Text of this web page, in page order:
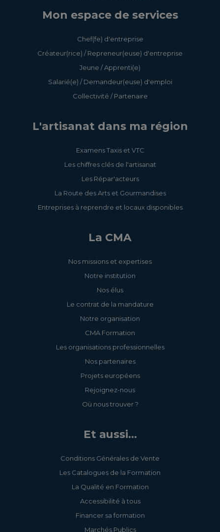
Mon espace de services
Chef(fe) d'entreprise
Créateur(rice) / Repreneur(euse) d'entreprise
Jeune / Apprenti(e)
Salarié(e) / Demandeur(euse) d'emploi
Collectivité / Partenaire
L'artisanat dans ma région
Examens Taxis et VTC
Les chiffres clés de l'artisanat
Les Répar'acteurs
La Route des Arts et Gourmandises
Entreprises à reprendre et locaux disponibles
La CMA
Nos missions et expertises
Notre institution
Nos élus
Le contrat de la mandature
Notre organisation
CMA Formation
Les organisations professionnelles
Nos partenaires
Projets européens
Rejoignez-nous
Où nous trouver ?
Et aussi...
Conditions Générales de Vente
Les Catalogues de la Formation
La Qualité en Formation
Accessibilité à tous
Financer sa formation
Marchés Publics